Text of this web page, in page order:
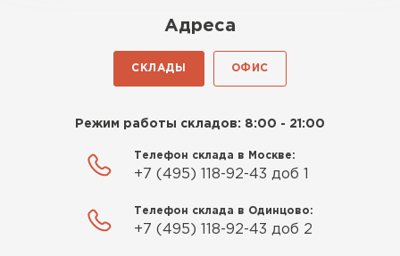
Газобетон нормальный, не крошится. Работать
удобно, швы получаются аккуратные. Свою
Евгений Фомин
29.09.2025
бюрократии. Всё чётко по договорённости.
Адреса
СКЛАДЫ ОФИС
Режим работы складов: 8:00 - 21:00
Телефон склада в Москве:
+7 (495) 118-92-43 доб 1
Телефон склада в Одинцово:
+7 (495) 118-92-43 доб 2